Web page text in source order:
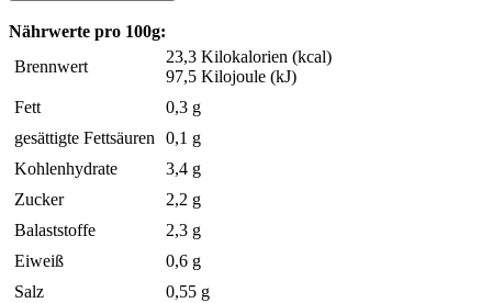
Nährwerte pro 100g:
Brennwert
23,3 Kilokalorien (kcal)
97,5 Kilojoule (kJ)
Fett
0,3 g
gesättigte Fettsäuren
0,1 g
Kohlenhydrate
3,4 g
Zucker
2,2 g
Balaststoffe
2,3 g
Eiweiß
0,6 g
Salz
0,55 g